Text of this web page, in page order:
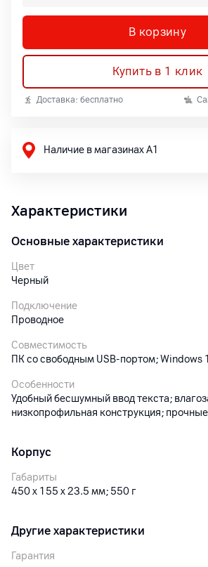
В корзину
Купить в 1 клик
Доставка: бесплатно
Наличие в магазинах А1
Характеристики
Основные характеристики
Цвет
Черный
Подключение
Проводное
Совместимость
ПК со свободным USB-портом;
Особенности
Удобный бесшумный ввод текста;
низкопрофильная конструкция;
Корпус
Габариты
450 x 155 x 23.5 мм; 550 г
Другие характеристики
Гарантия